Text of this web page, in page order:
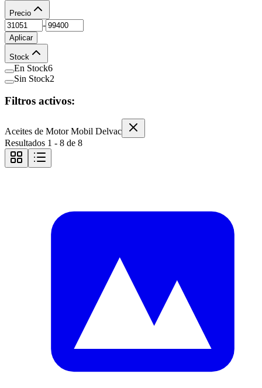
Precio
-
Aplicar
Stock
En Stock6
Sin Stock2
Filtros activos:
Aceites de Motor Mobil Delvac
Resultados 1 - 8 de 8